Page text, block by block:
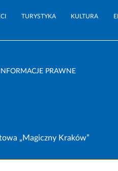
TURYSTYKA KULTURA
INFORMACJE PRAWNE
„Magiczny Kraków”